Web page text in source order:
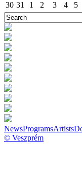
30 31 1 2 3 4 5
NewsProgramsArtists
© Veszprém